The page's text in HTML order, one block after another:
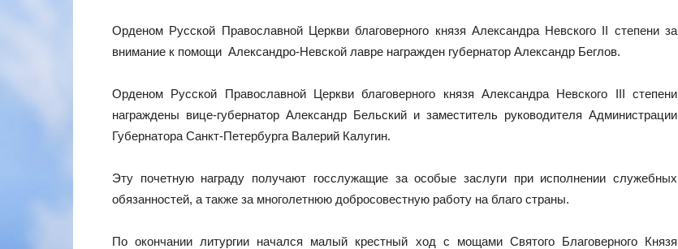
Орденом Русской Православной Церкви благоверного князя Александра Невского II степени за
внимание к помощи Александро-Невской лавре награжден губернатор Александр Беглов.
Орденом Русской Православной Церкви благоверного князя Александра Невского III степени
награждены вице-губернатор Александр Бельский и заместитель руководителя Администрации
Губернатора Санкт‑Петербурга Валерий Калугин.
Эту почетную награду получают госслужащие за особые заслуги при исполнении служебных
обязанностей, а также за многолетнюю добросовестную работу на благо страны.
По окончании литургии начался малый крестный ход с мощами Святого Благоверного Князя